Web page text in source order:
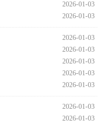
2026-01-03
2026-01-03
2026-01-03
2026-01-03
2026-01-03
2026-01-03
2026-01-03
2026-01-03
2026-01-03